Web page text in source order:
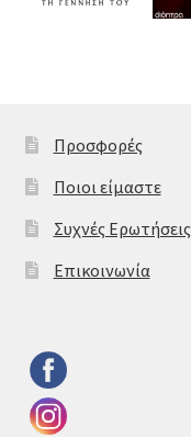
Προσφορές
Ποιοι είμαστε
Συχνές Ερωτήσεις
Επικοινωνία